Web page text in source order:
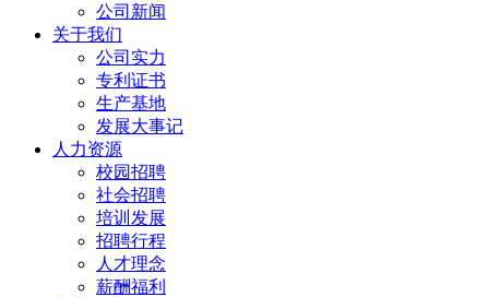
公司新闻
关于我们
公司实力
专利证书
生产基地
发展大事记
人力资源
校园招聘
社会招聘
培训发展
招聘行程
人才理念
薪酬福利